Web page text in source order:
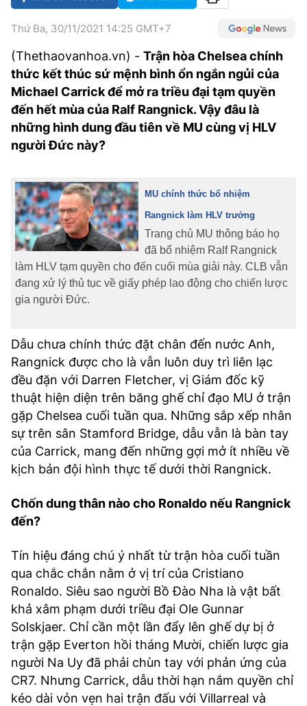
GOLF
CÁC CÚP CHÂU ÂU
BẢNG XẾP HẠNG
VĂN HÓA
DIỄN ĐÀN
CÔNG NGHIỆP VĂN HÓA
NHỊP ĐẬP SỨC KHỎE
X-QUANG TIN ĐỒN
VIẾT LẠI ƯỚC MƠ
GIẢI TRÍ
PHIM
ÂM NHẠC
KBIZ
DU LỊCH
TIN TỨC
ĐIỂM ĐẾN
ẨM THỰC
TƯ VẤN
THẾ GIỚI SAO
HIGHTECH
TIÊU ĐIỂM - SPOTLIGHT
INFOGRAPHIC
E-MAGAZINE
ẢNH
BÁO GIẤY
CỐNG HIẾN
BÙI XUÂN PHÁI
TIỆN ÍCH
LIÊN HỆ QUẢNG CÁO
Hotline: 0981.119.189
Điện thoại: 024.38254756
MẠNG XÃ HỘI
Thứ Ba, 30/11/2021 14:25 GMT+7
(Thethaovanhoa.vn) - Trận hòa Chelsea chính
thức kết thúc sứ mệnh bình ổn ngắn ngủi của
Michael Carrick để mở ra triều đại tạm quyền
đến hết mùa của Ralf Rangnick. Vậy đâu là
những hình dung đầu tiên về MU cùng vị HLV
người Đức này?
MU chính thức bổ nhiệm
Rangnick làm HLV trưởng
Trang chủ MU thông báo họ
đã bổ nhiệm Ralf Rangnick
làm HLV tạm quyền cho đến cuối mùa giải này. CLB vẫn
đang xử lý thủ tục về giấy phép lao động cho chiến lược
gia người Đức.
Dẫu chưa chính thức đặt chân đến nước Anh,
Rangnick được cho là vẫn luôn duy trì liên lạc
đều đặn với Darren Fletcher, vị Giám đốc kỹ
thuật hiện diện trên băng ghế chỉ đạo MU ở trận
gặp Chelsea cuối tuần qua. Những sắp xếp nhân
sự trên sân Stamford Bridge, dẫu vẫn là bàn tay
của Carrick, mang đến những gợi mở ít nhiều về
kịch bản đội hình thực tế dưới thời Rangnick.
Chốn dung thân nào cho Ronaldo nếu Rangnick
đến?
Tín hiệu đáng chú ý nhất từ trận hòa cuối tuần
qua chắc chắn nằm ở vị trí của Cristiano
Ronaldo. Siêu sao người Bồ Đào Nha là vật bất
khả xâm phạm dưới triều đại Ole Gunnar
Solskjaer. Chỉ cần một lần đẩy lên ghế dự bị ở
trận gặp Everton hồi tháng Mười, chiến lược gia
người Na Uy đã phải chùn tay với phản ứng của
CR7. Nhưng Carrick, dẫu thời hạn nắm quyền chỉ
kéo dài vỏn vẹn hai trận đấu với Villarreal và